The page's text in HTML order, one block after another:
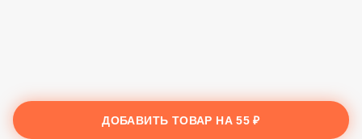
ДОБАВИТЬ ТОВАР НА55 ₽